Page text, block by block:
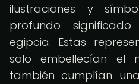
ilustraciones y
profundo
egipcia. Estas
solo embellecían el
también cumplían